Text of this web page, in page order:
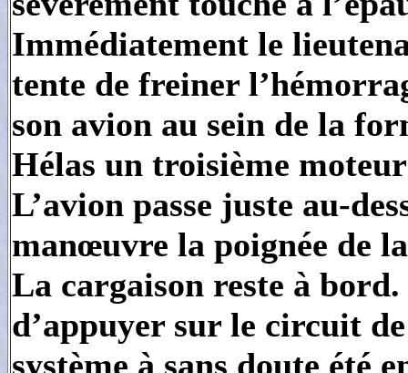
Immédiatement le
tente de freiner
son avion au sein de la
Hélas un troisième
L’avion passe juste au-
manœuvre la poignée de
La cargaison reste à
d’appuyer sur le circuit
système à sans doute été